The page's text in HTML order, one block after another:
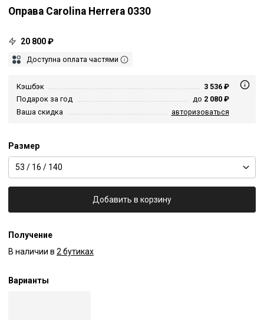
Оправа Carolina Herrera 0330
20 800 ₽
Доступна оплата частями
Кэшбэк
3 536 ₽
Подарок за год
до 2 080 ₽
Ваша скидка
авторизоваться
Размер
53 / 16 / 140
Добавить в корзину
Получение
В наличии в 2 бутиках
Варианты